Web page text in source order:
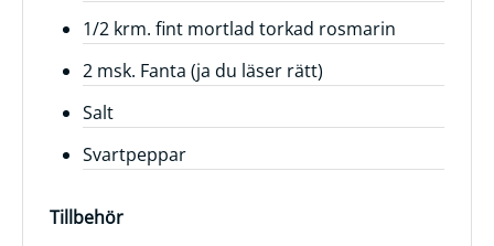
1/2 krm. fint mortlad torkad rosmarin
2 msk. Fanta (ja du läser rätt)
Salt
Svartpeppar
Tillbehör